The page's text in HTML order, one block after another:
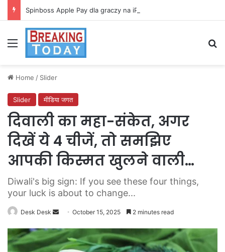
Spinboss Apple Pay dla graczy na iPhone
Menu
Home / Slider
Slider मीडिया जगत
दिवाली का महा-संकेत, अगर
दिखें ये 4 चीजें, तो समझिए
आपकी किस्मत खुलने वाली…
Diwali's big sign: If you see these four things,
your luck is about to change...
Desk Desk
Send
email
October 15, 2025 2 minutes read